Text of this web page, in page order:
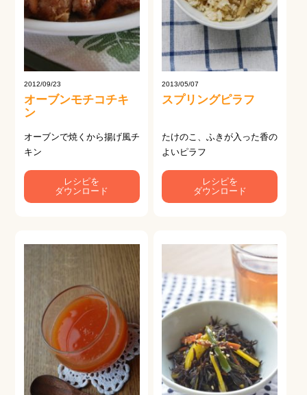
2012/09/23
オーブンモチコチキ
ン
オーブンで焼くから揚げ風チ
キン
レシピを
ダウンロード
2013/05/07
スプリングピラフ
たけのこ、ふきが入った香の
よいピラフ
レシピを
ダウンロード